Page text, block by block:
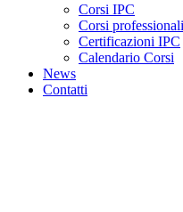
Corsi IPC
Corsi professionali
Certificazioni IPC
Calendario Corsi
News
Contatti